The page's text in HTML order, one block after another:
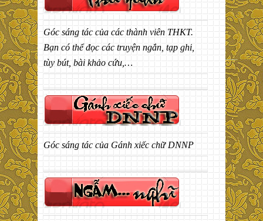
Góc sáng tác của các thành viên THKT.
Bạn có thể đọc các truyện ngắn, tạp ghi,
tùy bút, bài khảo cứu,…
Góc sáng tác của Gánh xiếc chữ DNNP